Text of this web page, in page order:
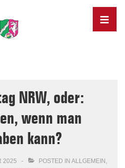
MENU
NRW, oder:
wenn man
kann?
2025 POSTED IN ALLGEMEIN ,